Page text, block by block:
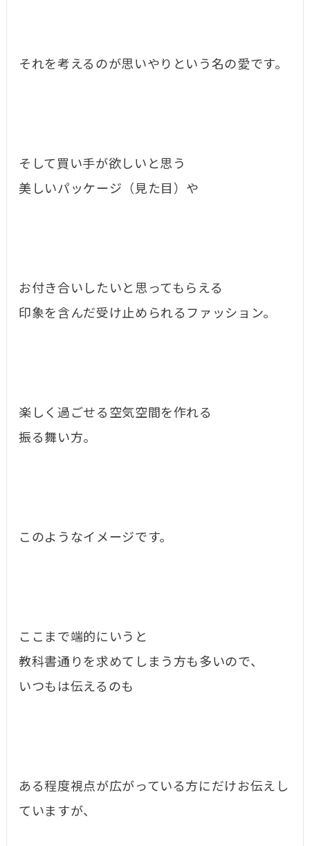
それを考えるのが思いやりという名の愛です。
そして買い手が欲しいと思う
美しいパッケージ（見た目）や
お付き合いしたいと思ってもらえる
印象を含んだ受け止められるファッション。
楽しく過ごせる空気空間を作れる
振る舞い方。
このようなイメージです。
ここまで端的にいうと
教科書通りを求めてしまう方も多いので、
いつもは伝えるのも
ある程度視点が広がっている方にだけお伝えし
ていますが、